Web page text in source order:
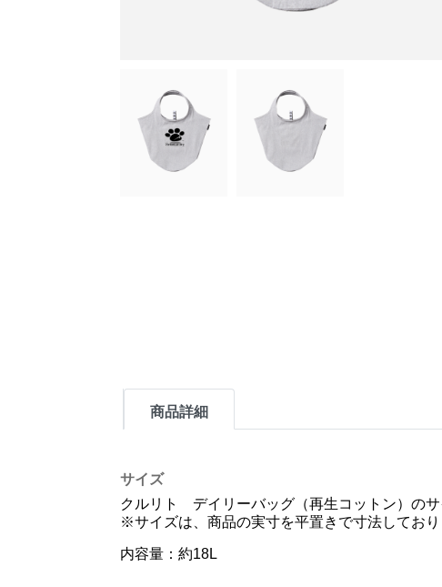
商品詳細
サイズ
クルリト デイリーバッグ（再生コットン）の
※サイズは、商品の実寸を平置きで寸法してお
内容量：約18L